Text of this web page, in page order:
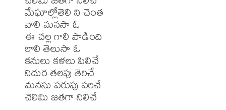
మేఘాల్లోతెలి ని చెంత
వాలి మనసా ఓ
ఈ చల్ల గాలి పాడింది
లాలి తెలుసా ఓ
కనులు కళలు పిలిచే
నిదుర తలపు తెరిచే
మనసు పరుపు పరిచే
చెలిమి జతగా నిలిచే